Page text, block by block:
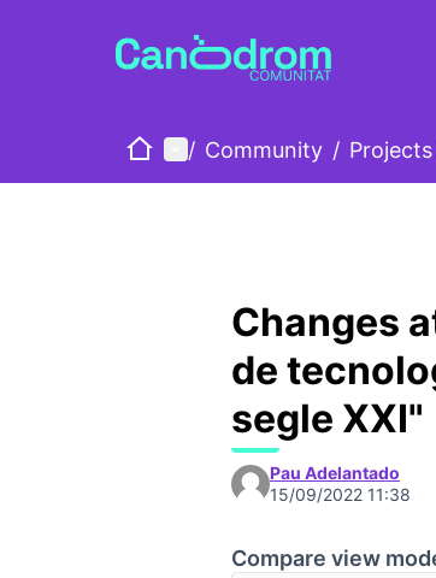
HomeMain menu
/ Community / Projects
Changes
de
segle XXI"
Pau Adelantado
15/09/2022 11:38
Compare view